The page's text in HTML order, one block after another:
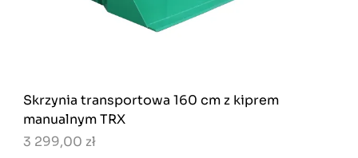
Skrzynia transportowa 160 cm z kiprem
manualnym TRX
3 299,00 zł